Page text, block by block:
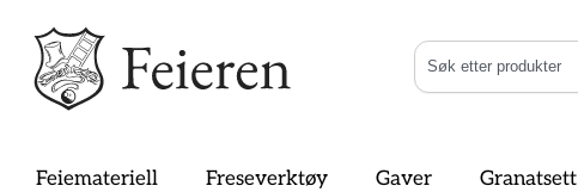
Feiemateriell Freseverktøy Gaver Granatsett